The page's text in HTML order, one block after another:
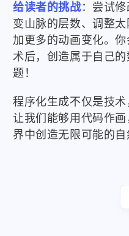
给读者的挑战：尝试
变山脉的层数、调整
加更多的动画变化。
术后，创造属于自己
题！
程序化生成不仅是技
让我们能够用代码作
界中创造无限可能的